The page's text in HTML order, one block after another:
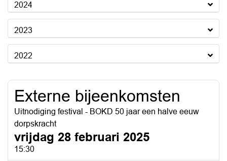
2024
2023
2022
Externe bijeenkomsten
Uitnodiging festival - BOKD 50 jaar een halve eeuw
dorpskracht
vrijdag 28 februari 2025
15:30